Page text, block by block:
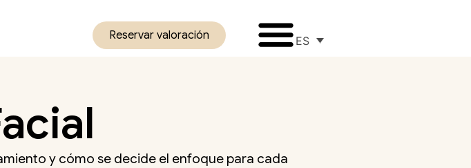
Reservar valoración ES
y cómo se decide el enfoque para cada